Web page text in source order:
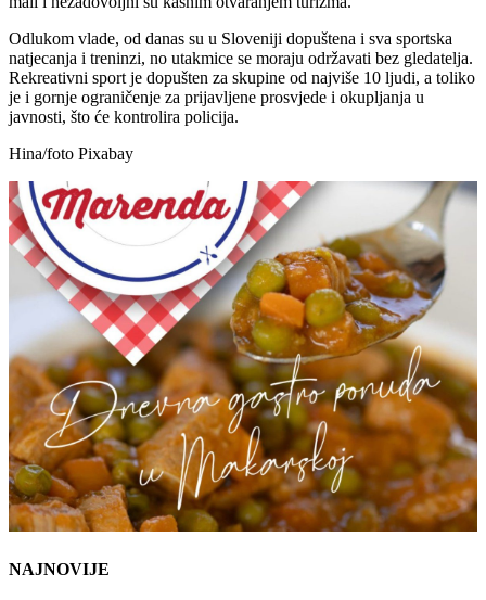
Odlukom vlade, od danas su u Sloveniji dopuštena i sva sportska
natjecanja i treninzi, no utakmice se moraju održavati bez gledatelja.
Rekreativni sport je dopušten za skupine od najviše 10 ljudi, a toliko
je i gornje ograničenje za prijavljene prosvjede i okupljanja u
javnosti, što će kontrolira policija.
Hina/foto Pixabay
NAJNOVIJE